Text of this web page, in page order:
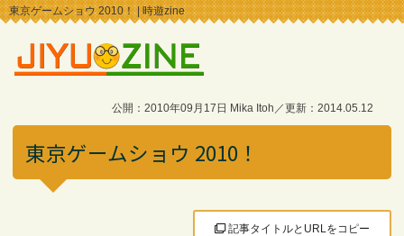
東京ゲームショウ 2010！ | 時遊zine
公開：2010年09月17日 Mika Itoh／更新：2014.05.12
東京ゲームショウ 2010！
記事タイトルとURLをコピー